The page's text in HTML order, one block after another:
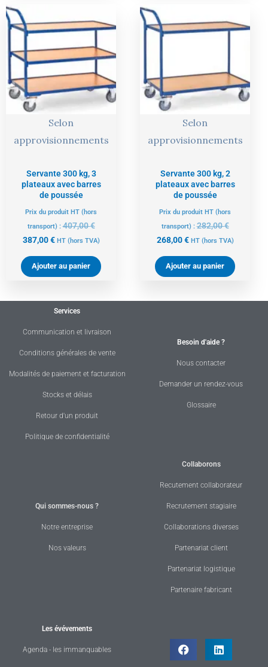
Selon
approvisionnements
Servante 300 kg, 3
plateaux avec barres
de poussée
Prix du produit HT (hors
transport) :407,00€
prix
était :
407,00 €.
387,00€
prix
est :
387,00 €.
HT (hors TVA)
Ajouter au panier
Selon
approvisionnements
Servante 300 kg, 2
plateaux avec barres
de poussée
Prix du produit HT (hors
transport) :282,00€
prix
268,00€
prix
actuel
HT (hors TVA)
Ajouter au panier
Services
Communication et livraison
Conditions générales de vente
Modalités de paiement et facturation
Stocks et délais
Retour d'un produit
Politique de confidentialité
Besoin d'aide ?
Nous contacter
Demander un rendez-vous
Glossaire
Qui sommes-nous ?
Notre entreprise
Nos valeurs
Collaborons
Recutement collaborateur
Recrutement stagiaire
Collaborations diverses
Partenariat client
Partenariat logistique
Partenaire fabricant
Les évévements
Agenda - les immanquables